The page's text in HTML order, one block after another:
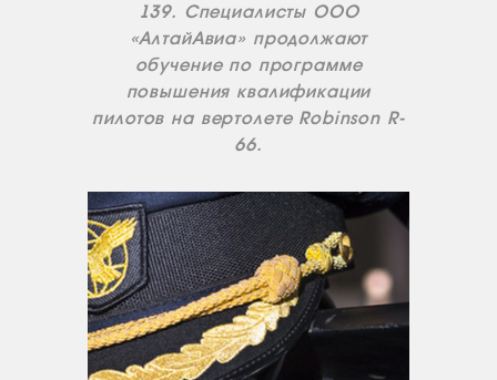
139. Специалисты ООО
«АлтайАвиа» продолжают
обучение по программе
повышения квалификации
пилотов на вертолете Robinson R-
66.